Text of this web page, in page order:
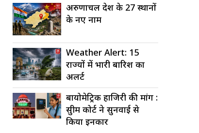
अरुणाचल प्रदेश के 27 स्थानों
के नए नाम
Weather Alert: 15
राज्यों में भारी बारिश का
अलर्ट
बायोमेट्रिक हाजिरी की मांग :
सुप्रीम कोर्ट ने सुनवाई से
किया इनकार